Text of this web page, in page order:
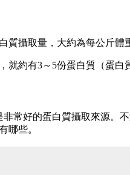
攝取量，大約為每公斤體
約有3～5份蛋白質（蛋白
常好的蛋白質攝取來源。
哪些。